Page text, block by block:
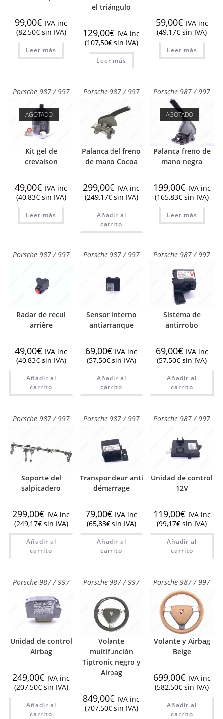
99,00€ IVA inc
(82,50€sin IVA)
Leer más
el triángulo
129,00€ IVA inc
(107,50€sin IVA)
Leer más
59,00€ IVA inc
(49,17€ sin IVA)
Leer más
Porsche 987 / 997
AGOTADO
Kit gel de
crevaison
49,00€ IVA inc
(40,83€sin IVA)
Leer más
Porsche 987 / 997
Palanca del freno
de mano Cocoa
299,00€ IVA inc
(249,17€sin IVA)
Añadir al
carrito
Porsche 987 / 997
AGOTADO
Palanca freno de
mano negra
199,00€ IVA inc
(165,83€ sin IVA)
Leer más
Porsche 987 / 997
Radar de recul
arrière
49,00€ IVA inc
(40,83€sin IVA)
Añadir al
carrito
Porsche 987 / 997
Sensor interno
antiarranque
69,00€ IVA inc
(57,50€sin IVA)
Añadir al
carrito
Porsche 987 / 997
Sistema de
antirrobo
69,00€ IVA inc
(57,50€ sin IVA)
Añadir al
carrito
Porsche 987 / 997
Soporte del
salpicadero
299,00€ IVA inc
(249,17€sin IVA)
Añadir al
carrito
Porsche 987 / 997
Transpondeur anti
démarrage
79,00€ IVA inc
(65,83€sin IVA)
Añadir al
carrito
Porsche 987 / 997
Unidad de control
12V
119,00€ IVA inc
(99,17€ sin IVA)
Añadir al
carrito
Porsche 987 / 997
Unidad de control
Airbag
249,00€ IVA inc
(207,50€sin IVA)
Añadir al
carrito
Porsche 987 / 997
Volante
multifunción
Tiptronic negro y
Airbag
849,00€ IVA inc
(707,50€sin IVA)
Porsche 987 / 997
Volante y Airbag
Beige
699,00€ IVA inc
(582,50€ sin IVA)
Añadir al
carrito